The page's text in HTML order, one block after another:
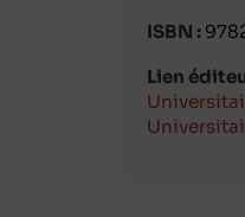
ISBN :
Lien